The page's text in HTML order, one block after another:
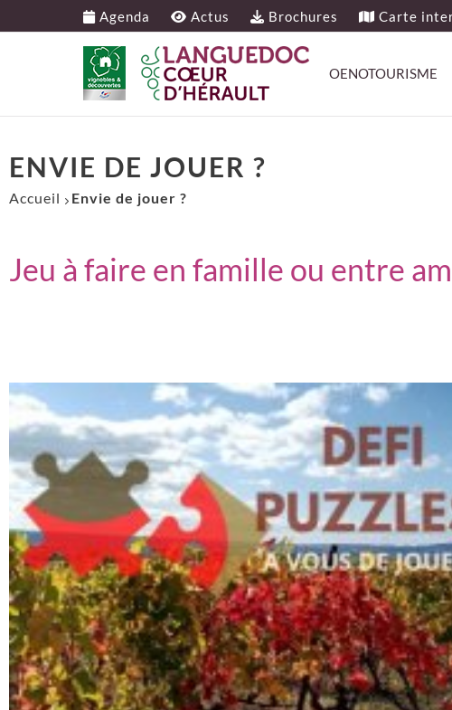
ENVIE DE JOUER ?
Accueil Envie de jouer ?
Jeu à faire en famille ou entre
Agenda Actus Brochures Carte
OENOTOURISME